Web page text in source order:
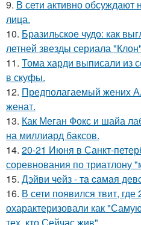
9. В сети активно
лица.
10. Бразильское чудо: как
летней звезды сериала
11. Тома харди выписали из
в скуфы.
12. Предполагаемый жених
женат.
13. Как Меган Фокс и шайа
на миллиард баксов.
14. 20-21 Июня в Санкт-
соревнования по триатлону
15. Дэйви чeйз - тa caмaя
16. В сети появился твит,
охарактеризовали как